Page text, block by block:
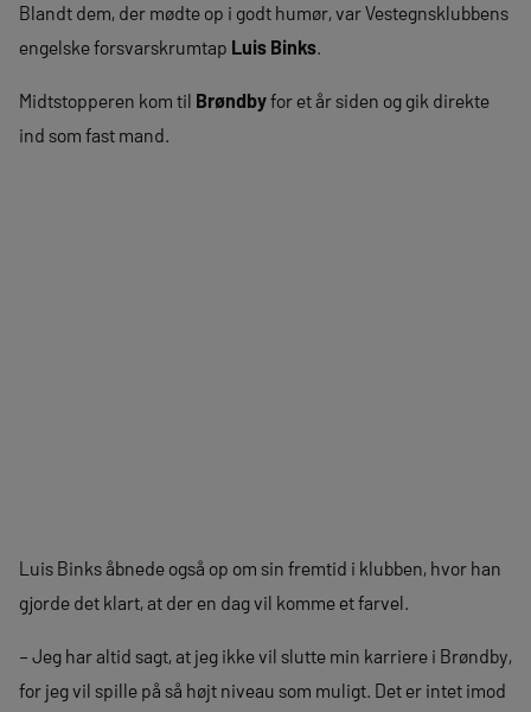
Blandt dem, der mødte op i godt humør, var Vestegnsklubbens
engelske forsvarskrumtap Luis Binks.
Midtstopperen kom til Brøndbyfor et år siden og gik direkte
ind som fast mand.
Luis Binks åbnede også op om sin fremtid i klubben, hvor han
gjorde det klart, at der en dag vil komme et farvel.
– Jeg har altid sagt, at jeg ikke vil slutte min karriere i Brøndby,
for jeg vil spille på så højt niveau som muligt. Det er intet imod